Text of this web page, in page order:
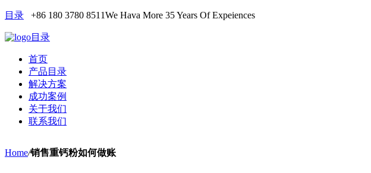
目录 +86 180 3780 8511We Hava More 35 Years Of Expeiences
目录
首页
产品目录
解决方案
成功案例
关于我们
联系我们
Home/销售重钙粉如何做账